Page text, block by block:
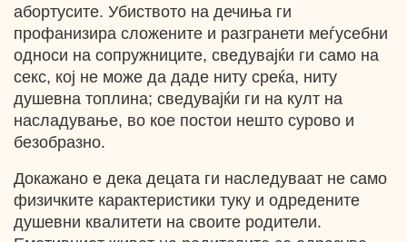
абортусите. Убиството на дечиња ги
профанизира сложените и разгранети меѓусебни
односи на сопружниците, сведувајќи ги само на
секс, кој не може да даде ниту среќа, ниту
душевна топлина; сведувајќи ги на култ на
насладување, во кое постои нешто сурово и
безобразно.
Докажано е дека децата ги наследуваат не само
физичките карактеристики туку и одредените
душевни квалитети на своите родители.